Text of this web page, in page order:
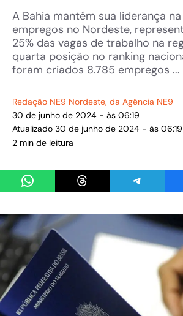
A Bahia mantém sua liderança
empregos no Nordeste,
25% das vagas de trabalho na
quarta posição no ranking
foram criados 8.785 empregos ...
Redação NE9 Nordeste, da Agência NE9
30 de junho de 2024 - às 06:19
Atualizado 30 de junho de 2024 - às 06:19
2 min de leitura
Share on WhatsAppShare on ThreadsShare on